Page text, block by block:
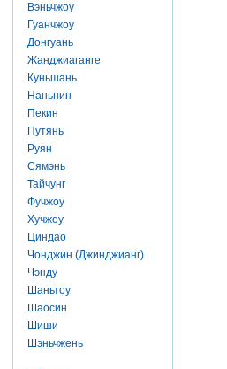
Вэньчжоу
Гуанчжоу
Донгуань
Жанджиаганге
Куньшань
Наньнин
Пекин
Путянь
Руян
Сямэнь
Тайчунг
Фучжоу
Хучжоу
Циндао
Чонджин (Джинджианг)
Чэнду
Шаньтоу
Шаосин
Шиши
Шэньчжень